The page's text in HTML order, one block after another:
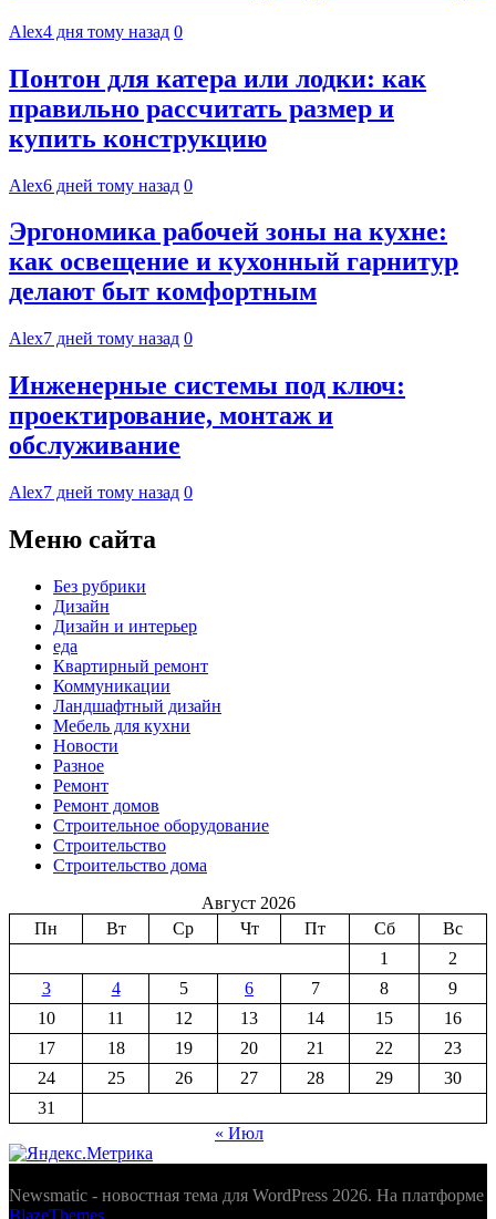
Alex4 дня тому назад 0
Понтон для катера или лодки: как
правильно рассчитать размер и
купить конструкцию
Alex6 дней тому назад 0
Эргономика рабочей зоны на кухне:
как освещение и кухонный гарнитур
делают быт комфортным
Alex7 дней тому назад 0
Инженерные системы под ключ:
проектирование, монтаж и
обслуживание
Alex7 дней тому назад 0
Меню сайта
Без рубрики
Дизайн
Дизайн и интерьер
еда
Квартирный ремонт
Коммуникации
Ландшафтный дизайн
Мебель для кухни
Новости
Разное
Ремонт
Ремонт домов
Строительное оборудование
Строительство
Строительство дома
Август 2026
Пн
Вт Ср Чт Пт Сб
Вс
1
2
3
4 5 6 7 8
9
10
11 12 13 14 15
16
17
18 19 20 21 22
23
24
25 26 27 28 29
30
31
« Июл
Newsmatic - новостная тема для WordPress 2026. На платформе
BlazeThemes